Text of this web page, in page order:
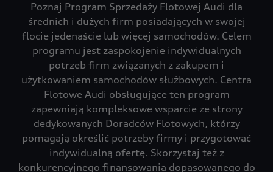
Poznaj Program Sprzedaży Flotowej Audi dla
średnich i dużych firm posiadających w swojej
flocie jedenaście lub więcej samochodów. Celem
programu jest zaspokojenie indywidualnych
potrzeb firm związanych z zakupem i
użytkowaniem samochodów służbowych. Centra
Flotowe Audi obsługujące ten program
zapewniają kompleksowe wsparcie ze strony
dedykowanych Doradców Flotowych, którzy
pomagają określić potrzeby firmy i przygotować
indywidualną ofertę. Skorzystaj też z
konkurencyjnego finansowania dopasowanego do